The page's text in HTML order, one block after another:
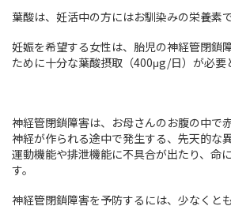
葉酸は、妊活中の方にはお馴染みの栄養素で
妊娠を希望する女性は、胎児の神経管閉鎖
ために十分な葉酸摂取（400μg/日）が必要
神経管閉鎖障害は、お母さんのお腹の中で
神経が作られる途中で発生する、先天的な
運動機能や排泄機能に不具合が出たり、命
す。
神経管閉鎖障害を予防するには、少なくと